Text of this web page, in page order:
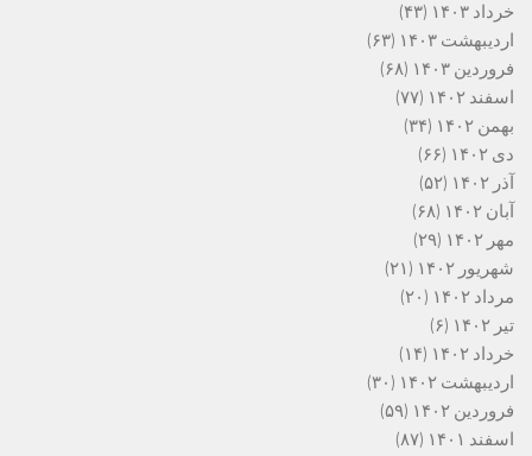
خرداد ۱۴۰۳
(۴۳)
اردیبهشت ۱۴۰۳
(۶۳)
فروردین ۱۴۰۳
(۶۸)
اسفند ۱۴۰۲
(۷۷)
بهمن ۱۴۰۲
(۳۴)
دی ۱۴۰۲
(۶۶)
آذر ۱۴۰۲
(۵۲)
آبان ۱۴۰۲
(۶۸)
مهر ۱۴۰۲
(۲۹)
شهریور ۱۴۰۲
(۲۱)
مرداد ۱۴۰۲
(۲۰)
تیر ۱۴۰۲
(۶)
خرداد ۱۴۰۲
(۱۴)
اردیبهشت ۱۴۰۲
(۳۰)
فروردین ۱۴۰۲
(۵۹)
اسفند ۱۴۰۱
(۸۷)